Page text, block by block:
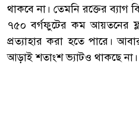
থাকবে না। তেমনি রক্তের ব্যাগ
৭৫০ বর্গফুটের কম আয়তনের
প্রত্যাহার করা হতে পারে।
আড়াই শতাংশ ভ্যাটও থাকছে না।